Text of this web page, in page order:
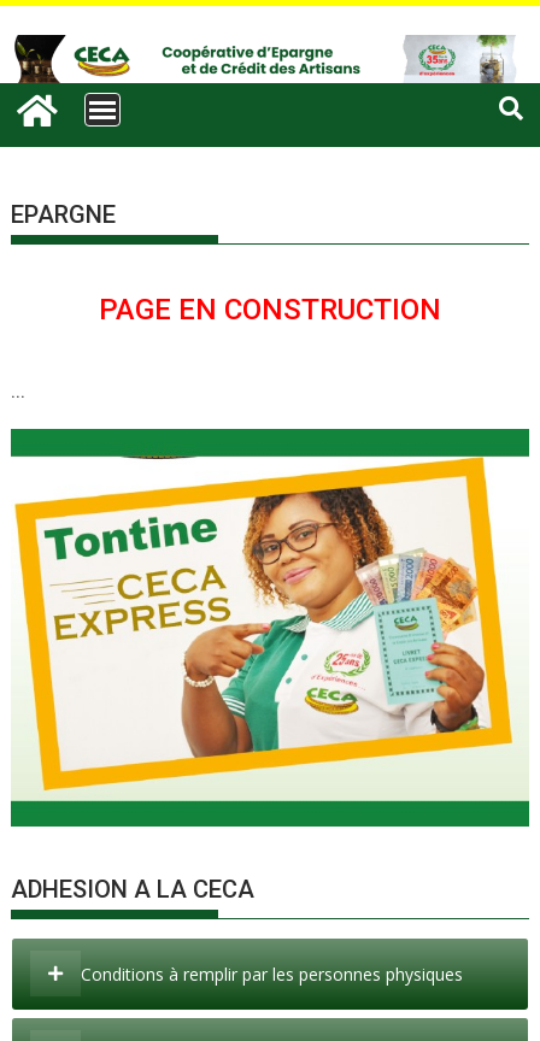
EPARGNE
PAGE EN CONSTRUCTION
...
ADHESION A LA CECA
Conditions à remplir par les personnes physiques